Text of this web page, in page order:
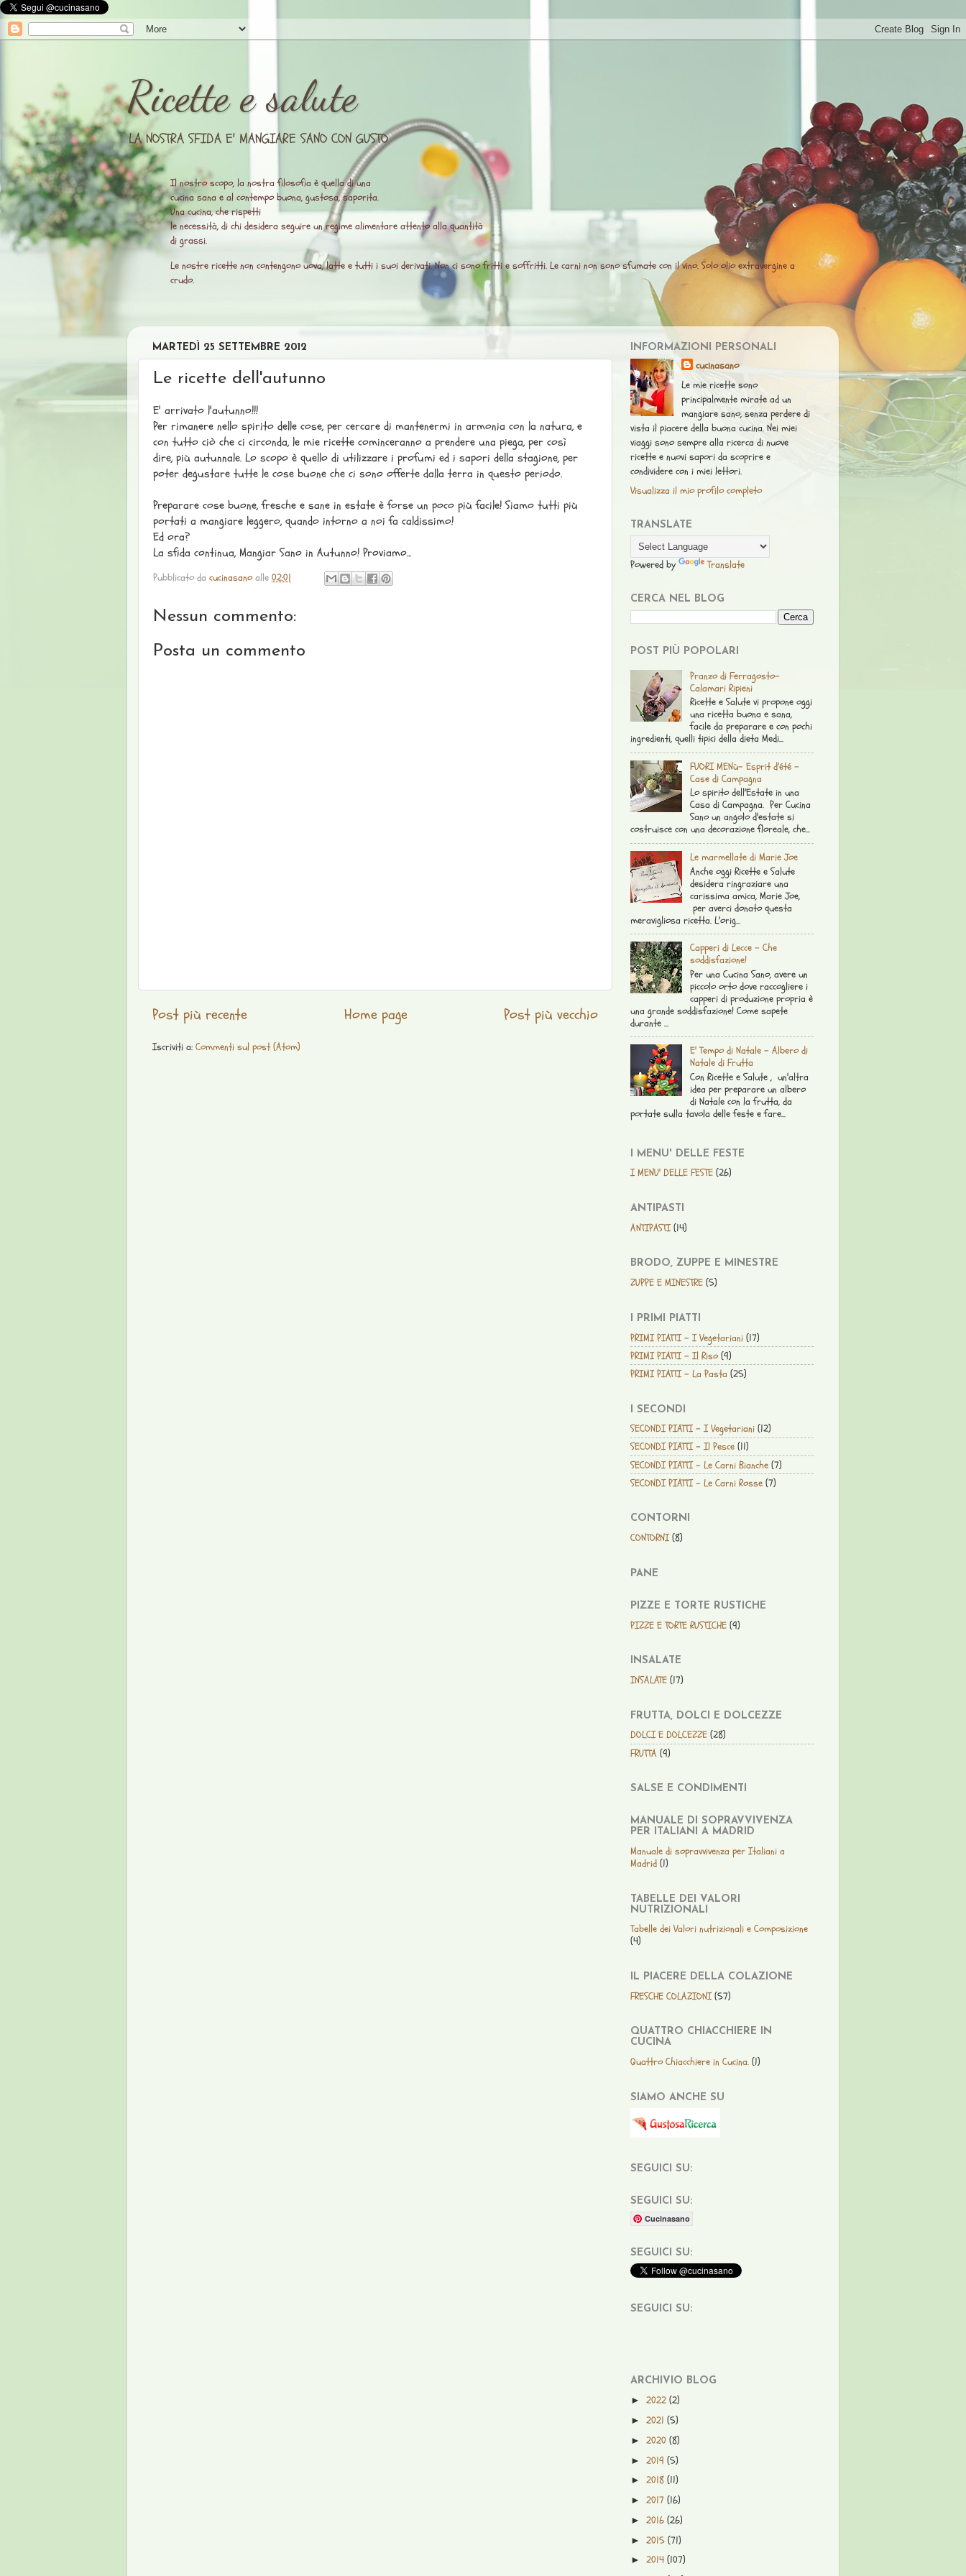
Ricette e salute
LA NOSTRA SFIDA E' MANGIARE SANO CON GUSTO
Il nostro scopo, la nostra filosofia è quella di una
cucina sana e al contempo buona, gustosa, saporita.
Una cucina, che rispetti
le necessità, di chi desidera seguire un regime alimentare attento alla quantità
di grassi.
Le nostre ricette non contengono uova, latte e tutti i suoi derivati. Non ci sono fritti e soffritti. Le carni non sono sfumate con il vino. Solo olio extravergine a
crudo.
MARTEDÌ 25 SETTEMBRE 2012
Le ricette dell'autunno
E' arrivato l'autunno!!!
Per rimanere nello spirito delle cose, per cercare di mantenermi in armonia con la natura, e
con tutto ciò che ci circonda, le mie ricette cominceranno a prendere una piega, per così
dire, più autunnale. Lo scopo è quello di utilizzare i profumi ed i sapori della stagione, per
poter degustare tutte le cose buone che ci sono offerte dalla terra in questo periodo.
Preparare cose buone, fresche e sane in estate è forse un poco più facile! Siamo tutti più
portati a mangiare leggero, quando intorno a noi fa caldissimo!
Ed ora?
La sfida continua, Mangiar Sano in Autunno! Proviamo...
Pubblicato da cucinasano alle 02:01
Nessun commento:
Posta un commento
Post più recente Post più vecchio
Home page
Iscriviti a: Commenti sul post (Atom)
INFORMAZIONI PERSONALI
cucinasano
Le mie ricette sono
principalmente mirate ad un
mangiare sano, senza perdere di
vista il piacere della buona cucina. Nei miei
viaggi sono sempre alla ricerca di nuove
ricette e nuovi sapori da scoprire e
condividere con i miei lettori.
Visualizza il mio profilo completo
TRANSLATE
Powered by Translate
CERCA NEL BLOG
POST PIÙ POPOLARI
Pranzo di Ferragosto-
Calamari Ripieni
Ricette e Salute vi propone oggi
una ricetta buona e sana,
facile da preparare e con pochi
ingredienti, quelli tipici della dieta Medi...
FUORI MENù- Esprit d'été -
Case di Campagna
Lo spirito dell'Estate in una
Casa di Campagna. Per Cucina
Sano un angolo d'estate si
costruisce con una decorazione floreale, che...
Le marmellate di Marie Joe
Anche oggi Ricette e Salute
desidera ringraziare una
carissima amica, Marie Joe,
per averci donato questa
meravigliosa ricetta. L'orig...
Capperi di Lecce - Che
soddisfazione!
Per una Cucina Sano, avere un
piccolo orto dove raccogliere i
capperi di produzione propria è
una grande soddisfazione! Come sapete
durante ...
E' Tempo di Natale - Albero di
Natale di Frutta
Con Ricette e Salute , un'altra
idea per preparare un albero
di Natale con la frutta, da
portate sulla tavola delle feste e fare...
I MENU' DELLE FESTE
I MENU' DELLE FESTE (26)
ANTIPASTI
ANTIPASTI (14)
BRODO, ZUPPE E MINESTRE
ZUPPE E MINESTRE (5)
I PRIMI PIATTI
PRIMI PIATTI - I Vegetariani (17)
PRIMI PIATTI - Il Riso (9)
PRIMI PIATTI - La Pasta (25)
I SECONDI
SECONDI PIATTI - I Vegetariani (12)
SECONDI PIATTI - Il Pesce (11)
SECONDI PIATTI - Le Carni Bianche (7)
SECONDI PIATTI - Le Carni Rosse (7)
CONTORNI
CONTORNI (8)
PANE
PIZZE E TORTE RUSTICHE
PIZZE E TORTE RUSTICHE (9)
INSALATE
INSALATE (17)
FRUTTA, DOLCI E DOLCEZZE
DOLCI E DOLCEZZE (28)
FRUTTA (9)
SALSE E CONDIMENTI
MANUALE DI SOPRAVVIVENZA
PER ITALIANI A MADRID
Manuale di sopravvivenza per Italiani a
Madrid (1)
TABELLE DEI VALORI
NUTRIZIONALI
Tabelle dei Valori nutrizionali e Composizione
(4)
IL PIACERE DELLA COLAZIONE
FRESCHE COLAZIONI (57)
QUATTRO CHIACCHIERE IN
CUCINA
Quattro Chiacchiere in Cucina. (1)
SIAMO ANCHE SU
SEGUICI SU:
SEGUICI SU:
Cucinasano
SEGUICI SU:
SEGUICI SU:
ARCHIVIO BLOG
► 2022 (2)
► 2021 (5)
► 2020 (8)
► 2019 (5)
► 2018 (11)
► 2017 (16)
► 2016 (26)
► 2015 (71)
► 2014 (107)